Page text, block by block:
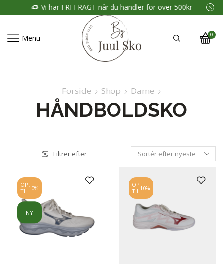
Vi har FRI FRAGT når du handler for over 500kr
Menu 0
Forside Shop Dame
HÅNDBOLDSKO
Filtrer efter
OP
TIL10%
NY
OP
TIL10%